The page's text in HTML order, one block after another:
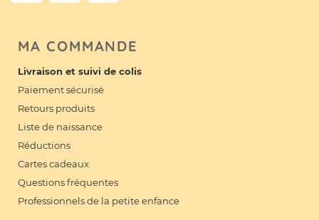
MA COMMANDE
Livraison et suivi de colis
Paiement sécurisé
Retours produits
Liste de naissance
Réductions
Cartes cadeaux
Questions fréquentes
Professionnels de la petite enfance